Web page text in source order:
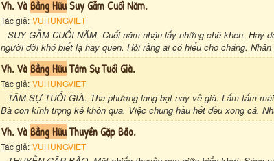
Vh. VàBằng HữuSuy Gẫm Cuối Năm.
Tác giả: VUHUNGVIET
SUY GẪM CUỐI NĂM. Cuối năm nhận lấy những chê khen. Hay
người đời khó biết lạ hay quen. Hỏi rằng ai có hiểu cho chăng.
Vh. VàBằng HữuTâm Sự Tuổi Già.
Tác giả: VUHUNGVIET
TÂM SỰ TUỔI GIÀ. Tha phương lang bạt nay về già. Lấm tấm
Bà con kính trọng kẻ khôn qua. Việc chung hầu hết đều xong cả.
Vh. VàBằng HữuThuyền Gặp Bão.
Tác giả: VUHUNGVIET